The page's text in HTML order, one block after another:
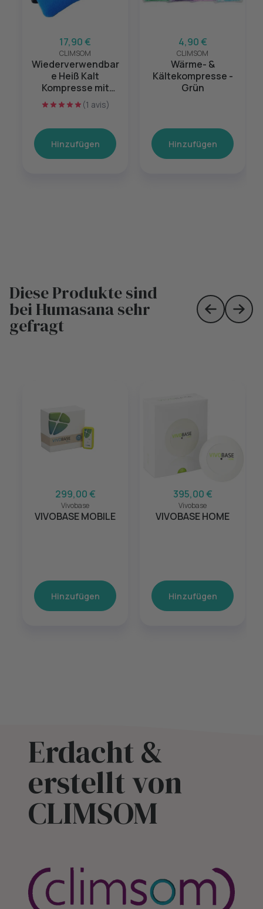
17,90 €
CLIMSOM
Wiederverwendbar
e Heiß Kalt
Kompresse mit
Klettverschluss
(1 avis)
Hinzufügen
4,90 €
CLIMSOM
Wärme- &
Kältekompresse -
Grün
Hinzufügen
Diese Produkte sind
bei Humasana sehr
gefragt Skip toSkip
299,00 €
Vivobase
VIVOBASE MOBILE
Hinzufügen
395,00 €
Vivobase
VIVOBASE HOME
Hinzufügen
Erdacht &
erstellt von
CLIMSOM